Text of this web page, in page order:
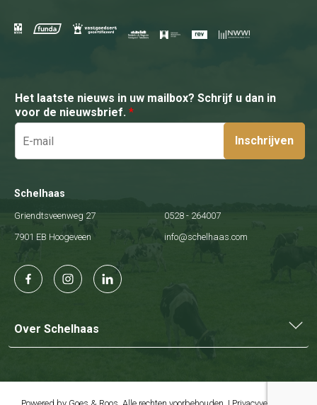
Het laatste nieuws in uw mailbox? Schrijf u dan in
voor de nieuwsbrief. *
Inschrijven
Schelhaas
Griendtsveenweg 27
7901 EB Hoogeveen
0528 - 264007
info@schelhaas.com
Over Schelhaas